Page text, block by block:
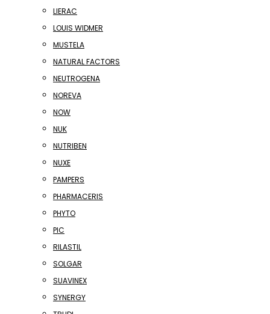
LIERAC
LOUIS WIDMER
MUSTELA
NATURAL FACTORS
NEUTROGENA
NOREVA
NOW
NUK
NUTRIBEN
NUXE
PAMPERS
PHARMACERIS
PHYTO
PIC
RILASTIL
SOLGAR
SUAVINEX
SYNERGY